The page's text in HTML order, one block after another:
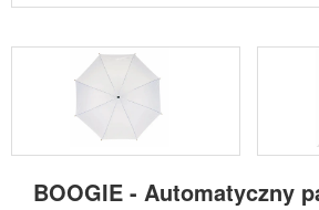
BOOGIE - Automatyczny